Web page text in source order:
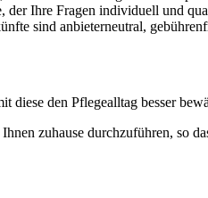
Ihre Fragen individuell und
sind anbieterneutral,
diese den Pflegealltag besser
zuhause durchzuführen, so